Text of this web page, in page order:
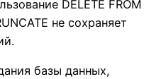
DELETE FROM
не сохраняет
базы данных,